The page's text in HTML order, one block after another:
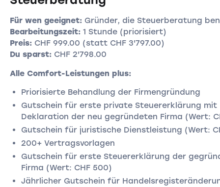
Für wen geeignet:Gründer, die Steuerberatung
Bearbeitungszeit:1 Stunde (priorisiert)
Preis:CHF 999.00 (statt CHF 3'797.00)
Du sparst:CHF 2'798.00
Alle Comfort-Leistungen plus:
Priorisierte Behandlung der Firmengründung
Gutschein für erste private Steuererklärung mit
Deklaration der neu gegründeten Firma (Wert:
Gutschein für juristische Dienstleistung (Wert:
200+ Vertragsvorlagen
Gutschein für erste Steuererklärung der
Firma (Wert: CHF 500)
Jährlicher Gutschein für